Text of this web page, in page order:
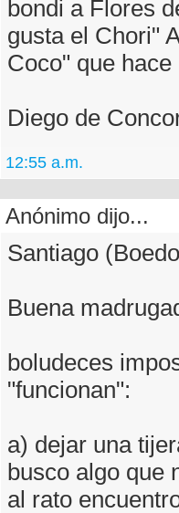
bondi a Flores
gusta el Chori"
Coco" que
Diego de
12:55 a.m.
Anónimo dijo...
Santiago
Buena
boludeces
"funcionan":
a) dejar una
busco algo que
al rato